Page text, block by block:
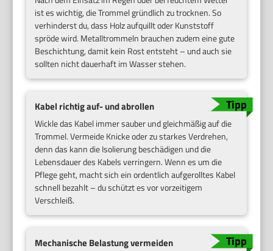
ist es wichtig, die Trommel gründlich zu trocknen. So
verhinderst du, dass Holz aufquillt oder Kunststoff
spröde wird. Metalltrommeln brauchen zudem eine gute
Beschichtung, damit kein Rost entsteht – und auch sie
sollten nicht dauerhaft im Wasser stehen.
Kabel richtig auf- und abrollen
Wickle das Kabel immer sauber und gleichmäßig auf die
Trommel. Vermeide Knicke oder zu starkes Verdrehen,
denn das kann die Isolierung beschädigen und die
Lebensdauer des Kabels verringern. Wenn es um die
Pflege geht, macht sich ein ordentlich aufgerolltes Kabel
schnell bezahlt – du schützt es vor vorzeitigem
Verschleiß.
Mechanische Belastung vermeiden